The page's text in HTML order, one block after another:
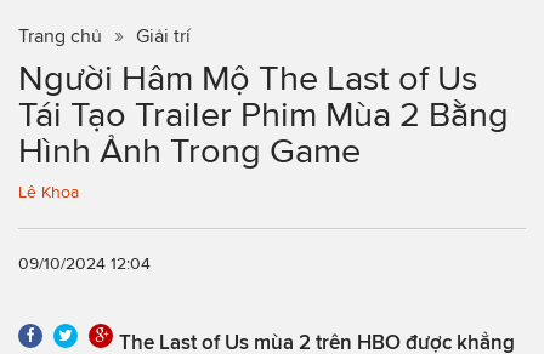
Trang chủ Giải trí
Người Hâm Mộ The Last of Us
Tái Tạo Trailer Phim Mùa 2 Bằng
Hình Ảnh Trong Game
Lê Khoa
09/10/2024 12:04
The Last of Us mùa 2 trên HBO được khẳng